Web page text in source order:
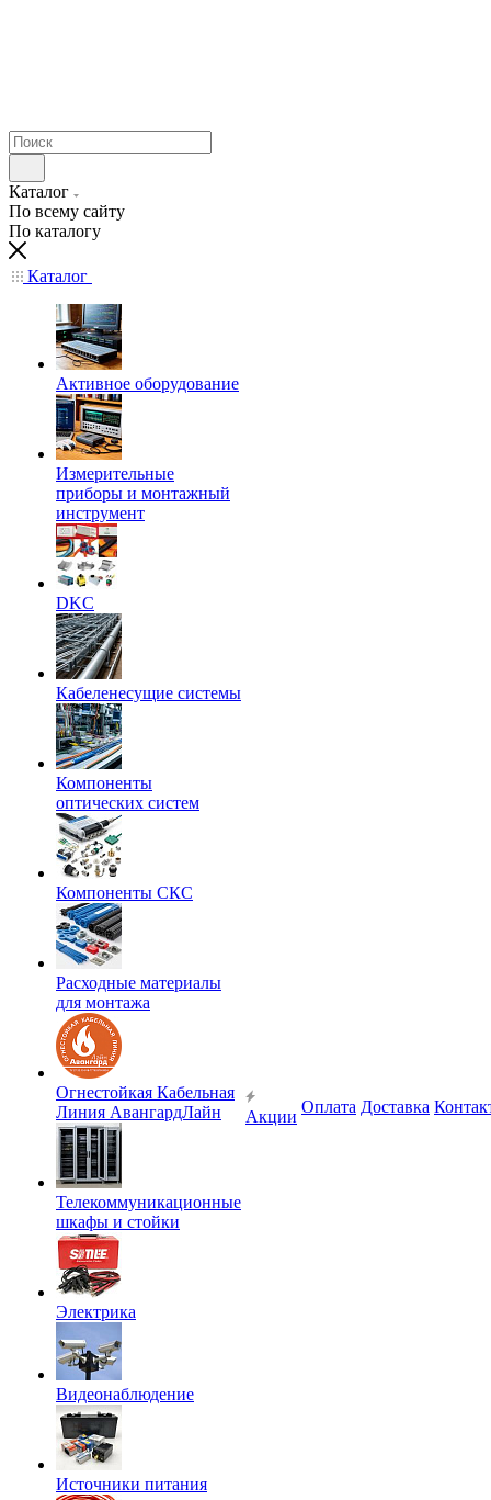
Каталог
По всему сайту
По каталогу
Каталог
Активное оборудование
Измерительные
приборы и монтажный
инструмент
DKC
Кабеленесущие системы
Компоненты
оптических систем
Компоненты СКС
Расходные материалы
для монтажа
Огнестойкая Кабельная
Линия АвангардЛайн
Телекоммуникационные
шкафы и стойки
Электрика
Видеонаблюдение
Источники питания
Акции
Оплата Доставка